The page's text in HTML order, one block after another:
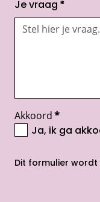
Je vraag *
Akkoord*
Ja, ik ga
Dit formulier wordt